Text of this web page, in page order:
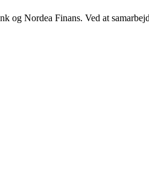
og Nordea Finans. Ved at